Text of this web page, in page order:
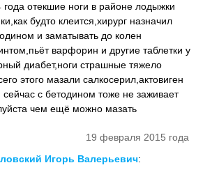
отекшие ноги в районе лодыжки
будто клеится,хирург назначил
и заматывать до колен
варфорин и другие таблетки у
диабет,ноги страшные тяжело
этого мазали салкосерил,актовиген
с бетодином тоже не заживает
чем ещё можно мазать
19 февраля 2015 года
Игорь Валерьевич: